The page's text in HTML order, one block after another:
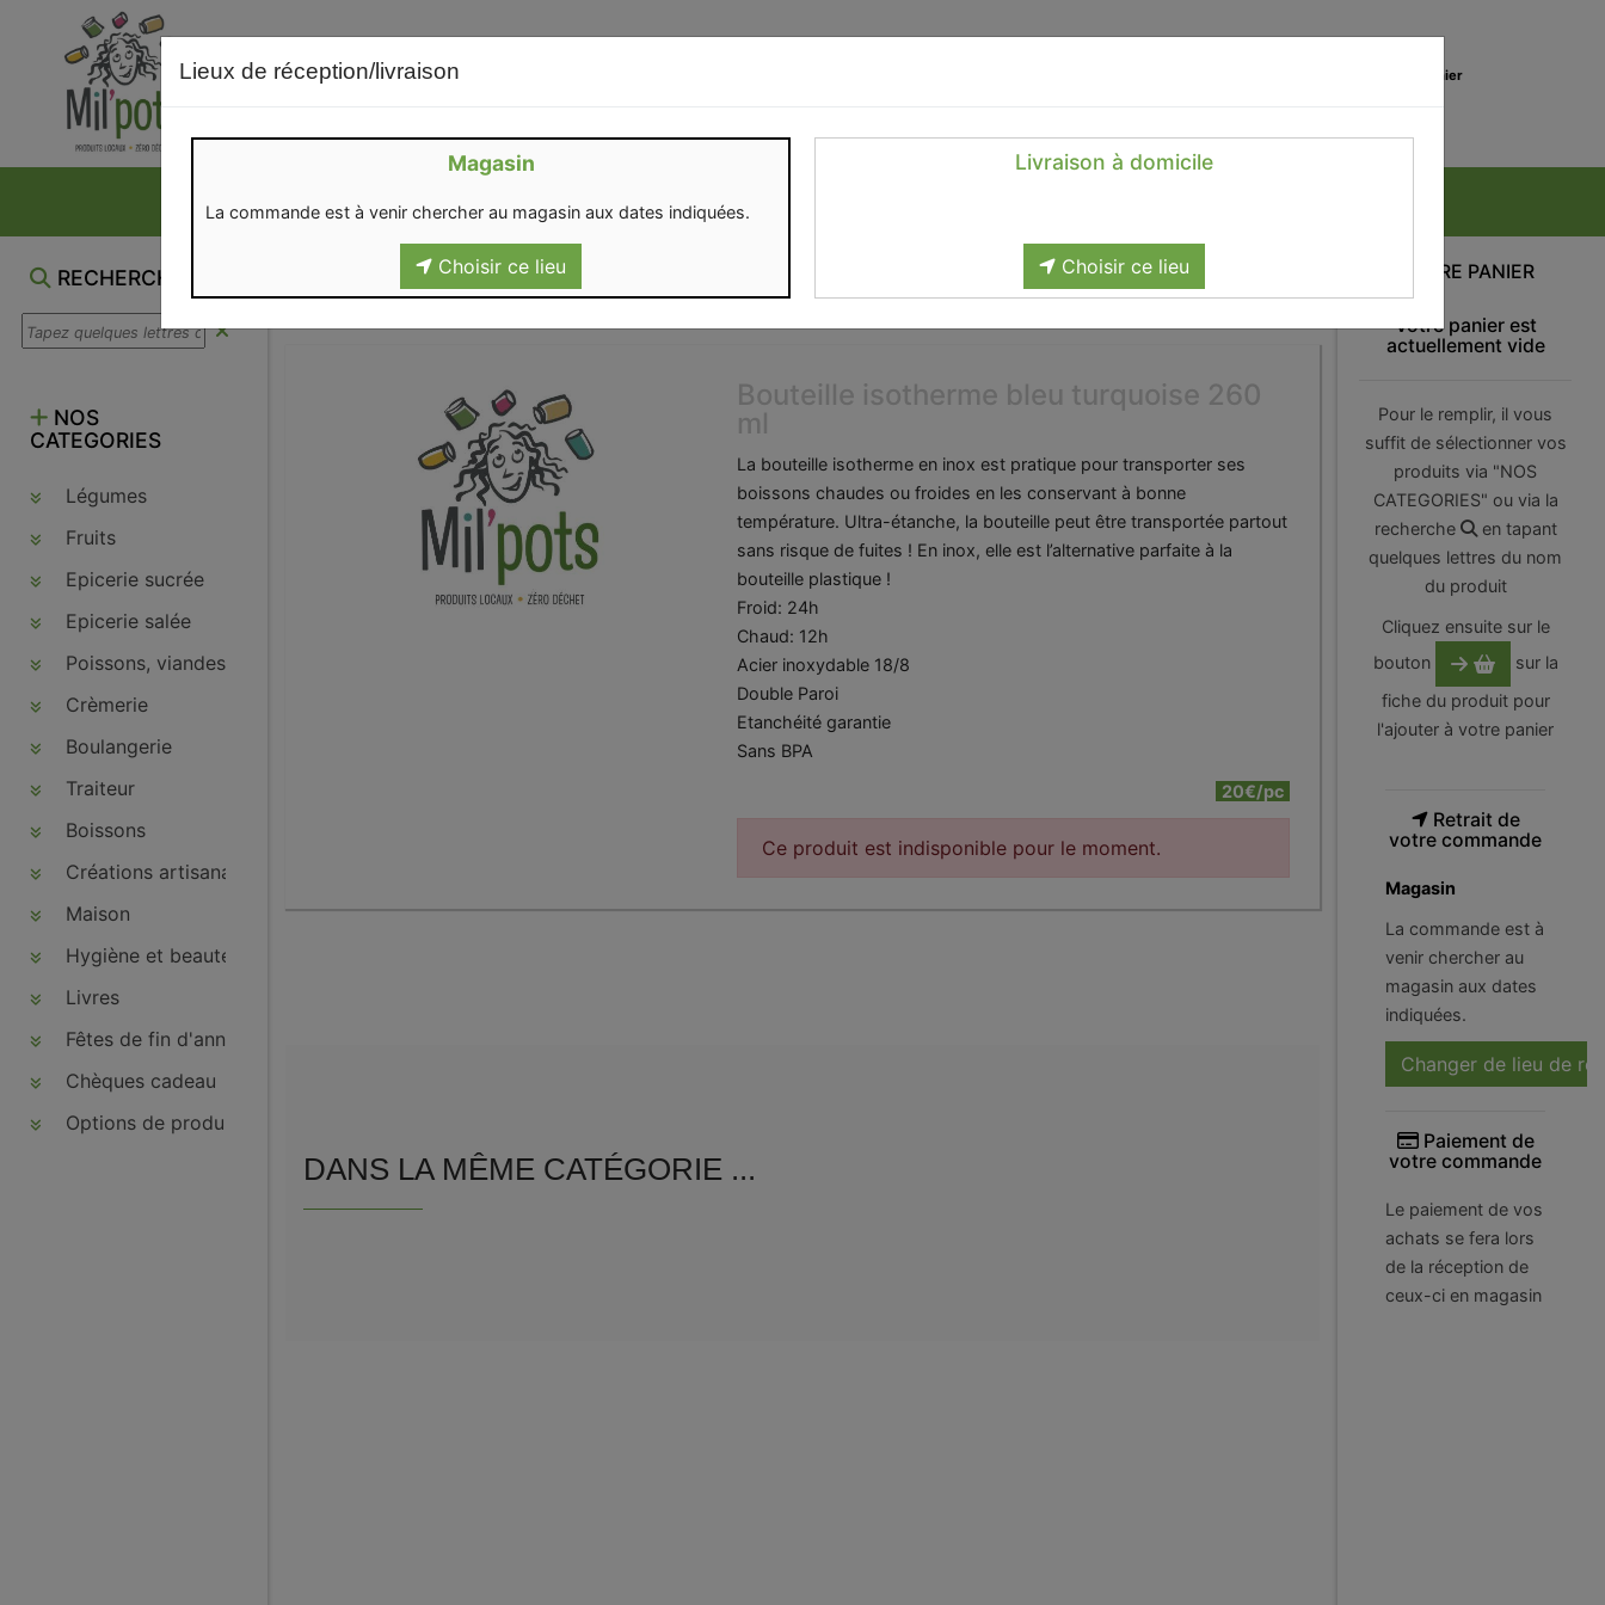
Mon panier
RECHERCHE
NOS
CATEGORIES
Légumes
Fruits
Epicerie sucrée
Epicerie salée
Poissons, viandes, volailles, charcuteries
Crèmerie
Boulangerie
Traiteur
Boissons
Créations artisanales
Maison
Hygiène et beauté
Livres
Fêtes de fin d'année
Chèques cadeau
Options de produits
Lieux de réception/livraison
Magasin
La commande est à venir chercher au magasin aux dates indiquées.
Choisir ce lieu
Livraison à domicile
Choisir ce lieu
Bouteille isotherme bleu turquoise 260
ml
La bouteille isotherme en inox est pratique pour transporter ses
boissons chaudes ou froides en les conservant à bonne
température. Ultra-étanche, la bouteille peut être transportée partout
sans risque de fuites ! En inox, elle est l’alternative parfaite à la
bouteille plastique !
Froid: 24h
Chaud: 12h
Acier inoxydable 18/8
Double Paroi
Etanchéité garantie
Sans BPA
20€/pc
Ce produit est indisponible pour le moment.
DANS LA MÊME CATÉGORIE ...
VOTRE PANIER
Votre panier est
actuellement vide
Pour le remplir, il vous
suffit de sélectionner vos
produits via "NOS
CATEGORIES" ou via la
recherche
en tapant
quelques lettres du nom
du produit
Cliquez ensuite sur le
bouton
sur la
fiche du produit pour
l'ajouter à votre panier
Retrait de
votre commande
Magasin
La commande est à
venir chercher au
magasin aux dates
indiquées.
Changer de lieu de
Paiement de
votre commande
Le paiement de vos
achats se fera lors
de la réception de
ceux-ci en magasin